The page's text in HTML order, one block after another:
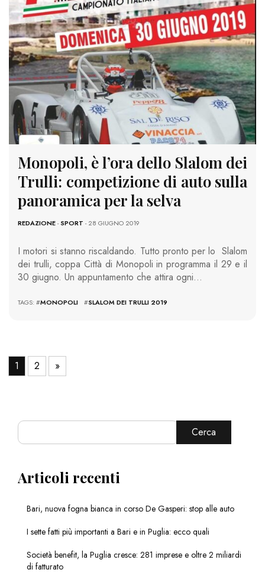
Monopoli, è l’ora dello Slalom dei
Trulli: competizione di auto sulla
panoramica per la selva
REDAZIONE-SPORT - 28 GIUGNO 2019
I motori si stanno riscaldando. Tutto pronto per lo Slalom
dei trulli, coppa Città di Monopoli in programma il 29 e il
30 giugno. Un appuntamento che attira ogni…
TAGS: #MONOPOLI #SLALOM DEI TRULLI 2019
1 2 »
Cerca
Articoli recenti
Bari, nuova fogna bianca in corso De Gasperi: stop alle auto
I sette fatti più importanti a Bari e in Puglia: ecco quali
Società benefit, la Puglia cresce: 281 imprese e oltre 2 miliardi
di fatturato